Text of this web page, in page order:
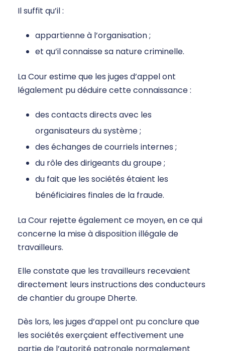
Il suffit qu’il :
appartienne à l’organisation ;
et qu’il connaisse sa nature criminelle.
La Cour estime que les juges d’appel ont
légalement pu déduire cette connaissance :
des contacts directs avec les
organisateurs du système ;
des échanges de courriels internes ;
du rôle des dirigeants du groupe ;
du fait que les sociétés étaient les
bénéficiaires finales de la fraude.
La Cour rejette également ce moyen, en ce qui
concerne la mise à disposition illégale de
travailleurs.
Elle constate que les travailleurs recevaient
directement leurs instructions des conducteurs
de chantier du groupe Dherte.
Dès lors, les juges d’appel ont pu conclure que
les sociétés exerçaient effectivement une